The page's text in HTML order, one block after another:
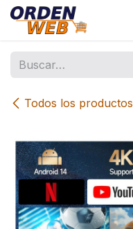
Ir al contenido
Todos los productos